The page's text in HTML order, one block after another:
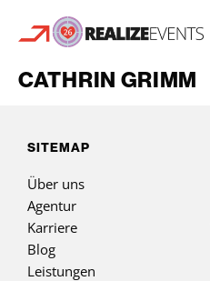
CATHRIN GRIMM
SITEMAP
Über uns
Agentur
Karriere
Blog
Leistungen